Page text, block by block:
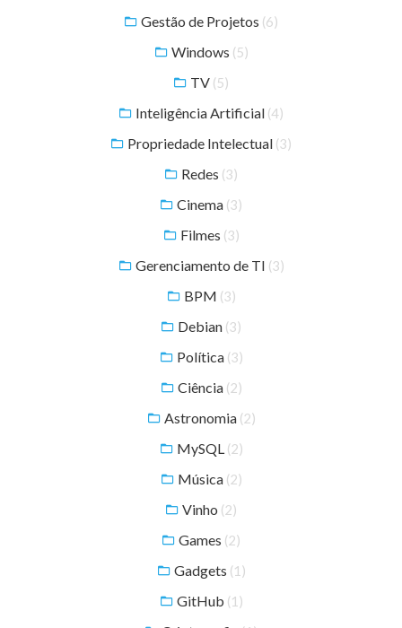
Gestão de Projetos (6)
Windows (5)
TV (5)
Inteligência Artificial (4)
Propriedade Intelectual (3)
Redes (3)
Cinema (3)
Filmes (3)
Gerenciamento de TI (3)
BPM (3)
Debian (3)
Política (3)
Ciência (2)
Astronomia (2)
MySQL (2)
Música (2)
Vinho (2)
Games (2)
Gadgets (1)
GitHub (1)